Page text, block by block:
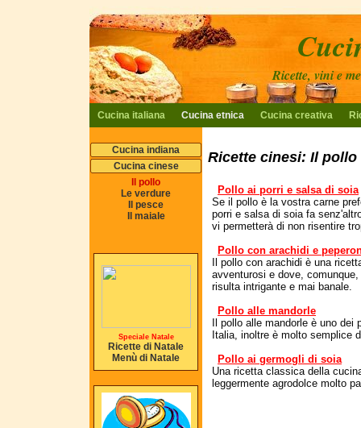
Ricette cinesi: Il pollo
Pollo ai porri e salsa di soia
Se il pollo è la vostra carne
porri e salsa di soia fa
vi permetterà di non risentire
Pollo con arachidi e
Il pollo con arachidi è una
avventurosi e dove,
risulta intrigante e mai banale.
Pollo alle mandorle
Il pollo alle mandorle è uno
Italia, inoltre è molto semplice
Pollo ai germogli di soia
Una ricetta classica della
leggermente agrodolce molto
Ricette, vini e
Cucina indiana
Cucina cinese
Il pollo
Le verdure
Il pesce
Il maiale
Speciale Natale
Ricette di Natale
Menù di Natale
Cucina italiana Cucina etnica Cucina creativa